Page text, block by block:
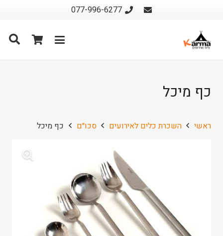
077-996-6277
כף מיכל
ראשי השכרת כלים לאירועים סכו״ם כף מיכל